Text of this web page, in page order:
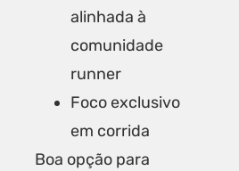
alinhada à
comunidade
runner
Foco exclusivo
em corrida
Boa opção para